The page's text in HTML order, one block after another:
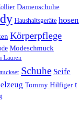
Damenschuhe
Haushaltsgeräte hosen
Körperpflege
Modeschmuck
Lauren
Schuhe Seife
Tommy Hilfiger t